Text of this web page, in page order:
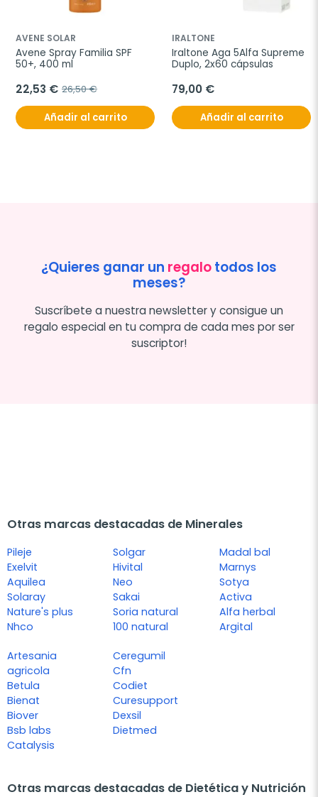
AVENE SOLAR
Avene Spray Familia SPF
50+, 400 ml
22,53 € 26,50 €
Añadir al carrito
IRALTONE
Iraltone Aga 5Alfa Supreme
Duplo, 2x60 cápsulas
79,00 €
Añadir al carrito
¿Quieres ganar un regalotodos los
meses?
Suscríbete a nuestra newsletter y consigue un
regalo especial en tu compra de cada mes por ser
suscriptor!
Otras marcas destacadas de Minerales
Pileje
Exelvit
Aquilea
Solaray
Nature's plus
Nhco
Solgar
Hivital
Neo
Sakai
Soria natural
100 natural
Madal bal
Marnys
Sotya
Activa
Alfa herbal
Argital
Artesania
agricola
Betula
Bienat
Biover
Bsb labs
Catalysis
Ceregumil
Cfn
Codiet
Curesupport
Dexsil
Dietmed
Otras marcas destacadas de Dietética y Nutrición